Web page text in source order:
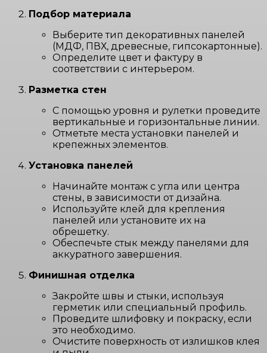
Подбор материала
Выберите тип декоративных панелей
(МДФ, ПВХ, древесные, гипсокартонные).
Определите цвет и фактуру в
соответствии с интерьером.
Разметка стен
С помощью уровня и рулетки проведите
вертикальные и горизонтальные линии.
Отметьте места установки панелей и
крепежных элементов.
Установка панелей
Начинайте монтаж с угла или центра
стены, в зависимости от дизайна.
Используйте клей для крепления
панелей или установите их на
обрешетку.
Обеспечьте стык между панелями для
аккуратного завершения.
Финишная отделка
Закройте швы и стыки, используя
герметик или специальный профиль.
Проведите шлифовку и покраску, если
это необходимо.
Очистите поверхность от излишков клея